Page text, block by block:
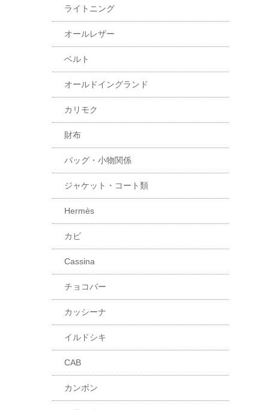
ライトニング
オールレザー
ベルト
オールドイングランド
カリモク
財布
バッグ・小物関係
ジャケット・コート類
Hermès
カビ
Cassina
チョコバー
カッシーナ
イルドシキ
CAB
カンボン